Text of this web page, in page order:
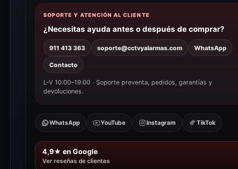
SOPORTE Y ATENCIÓN AL CLIENTE
¿Necesitas ayuda antes o después de comprar?
911 413 363 soporte@cctvyalarmas.com WhatsApp
Contacto
L-V 10:00–19:00 · Soporte preventa, pedidos, garantías y
devoluciones.
WhatsApp YouTube Instagram TikTok
4,9★ en Google
Ver reseñas de clientes